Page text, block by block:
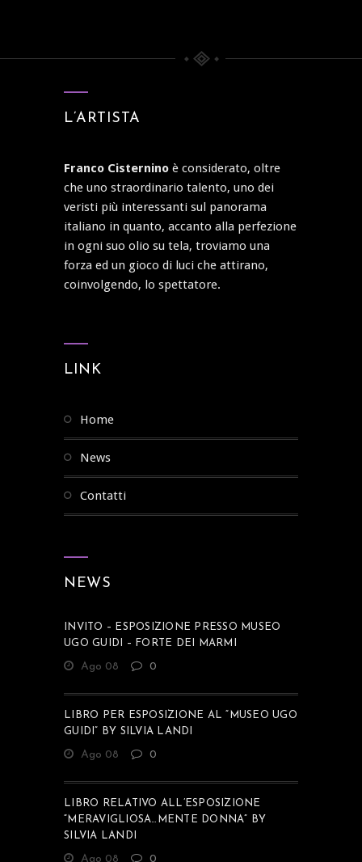
L’ARTISTA
Franco Cisternino è considerato, oltre
che uno straordinario talento, uno dei
veristi più interessanti sul panorama
italiano in quanto, accanto alla perfezione
in ogni suo olio su tela, troviamo una
forza ed un gioco di luci che attirano,
coinvolgendo, lo spettatore.
LINK
home
news
contatti
NEWS
INVITO – ESPOSIZIONE PRESSO MUSEO
UGO GUIDI – FORTE DEI MARMI
Ago 08 0
LIBRO PER ESPOSIZIONE AL “MUSEO UGO
GUIDI” BY SILVIA LANDI
Ago 08 0
LIBRO RELATIVO ALL’ESPOSIZIONE
“MERAVIGLIOSA…MENTE DONNA” BY
SILVIA LANDI
Ago 08 0